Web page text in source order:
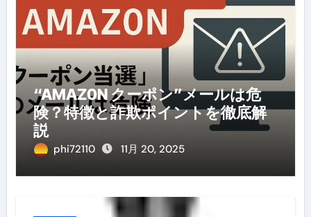
“AMAZ0N クーポン”メールは危
険？特徴と詐欺ポイントを徹底解
説
phi72110 11月 20, 2025